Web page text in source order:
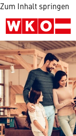
Zum Inhalt springen